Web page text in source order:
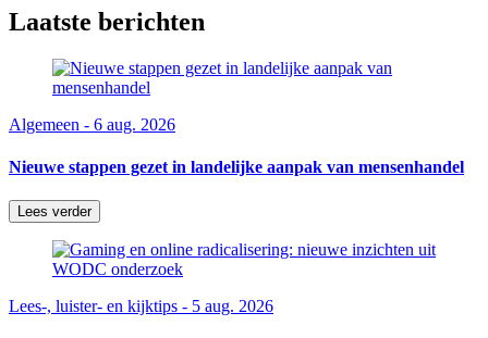
Laatste berichten
Algemeen - 6 aug. 2026
Nieuwe stappen gezet in landelijke aanpak van mensenhandel
Lees verder
Lees-, luister- en kijktips - 5 aug. 2026